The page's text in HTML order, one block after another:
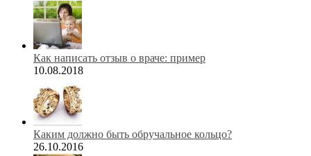
Как написать отзыв о враче: пример
10.08.2018
Каким должно быть обручальное кольцо?
26.10.2016